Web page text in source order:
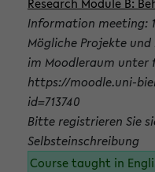
Information meeting:
Mögliche Projekte
im Moodleraum unter
https://moodle.uni-
id=713740
Bitte registrieren Sie
Selbsteinschreibung
Course taught in